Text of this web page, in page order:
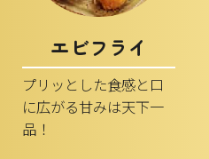
エビフライ
プリッとした食感と口
に広がる甘みは天下一
品！